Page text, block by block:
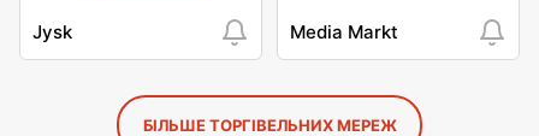
Jysk Media Markt
БІЛЬШЕ ТОРГІВЕЛЬНИХ МЕРЕЖ